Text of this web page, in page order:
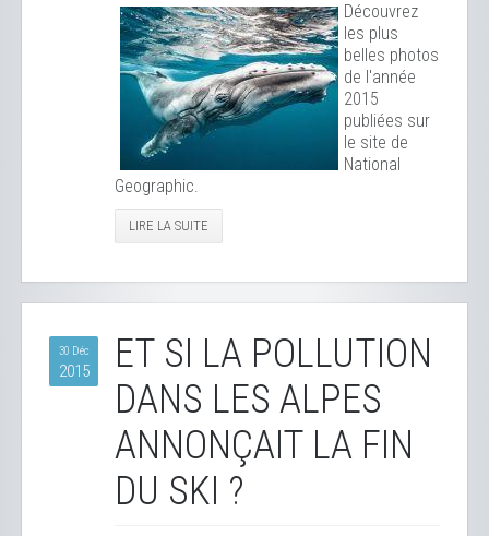
Découvrez
les plus
belles photos
de l'année
2015
publiées sur
le site de
National
Geographic.
LIRE LA SUITE
30 Déc
2015
ET SI LA POLLUTION
DANS LES ALPES
ANNONÇAIT LA FIN
DU SKI ?